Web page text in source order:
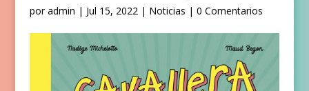
poradmin | Jul 15, 2022| Noticias | 0 Comentarios